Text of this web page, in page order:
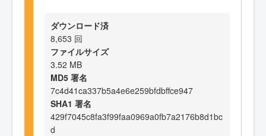
ダウンロード済
8,653 回
ファイルサイズ
3.52 MB
MD5 署名
7c4d41ca337b5a4e6e259bfdbffce947
SHA1 署名
429f7045c8fa3f99faa0969a0fb7a2176b8d1bc
d